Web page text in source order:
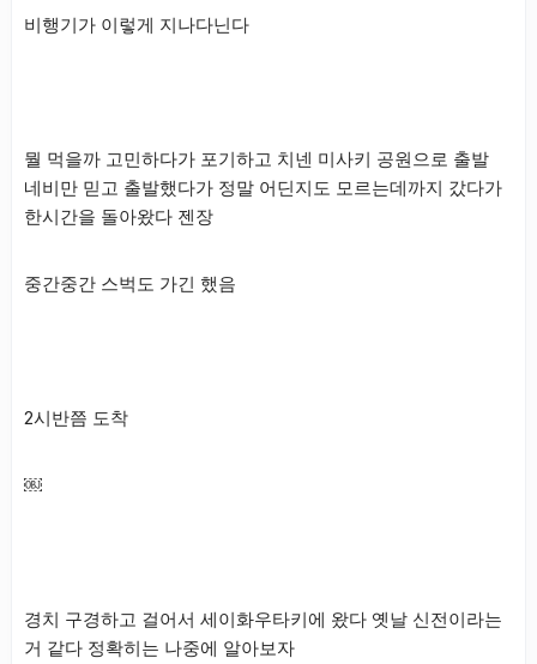
비행기가 이렇게 지나다닌다
뭘 먹을까 고민하다가 포기하고 치넨 미사키 공원으로 출발
네비만 믿고 출발했다가 정말 어딘지도 모르는데까지 갔다가
한시간을 돌아왔다 젠장
중간중간 스벅도 가긴 했음
2시반쯤 도착
￼
경치 구경하고 걸어서 세이화우타키에 왔다 옛날 신전이라는
거 같다 정확히는 나중에 알아보자